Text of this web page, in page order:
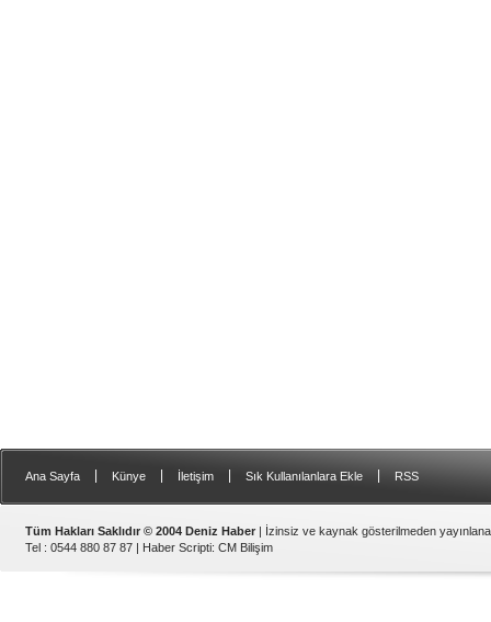
Ana Sayfa Künye İletişim Sık Kullanılanlara Ekle RSS
Tüm Hakları Saklıdır © 2004 Deniz Haber | İzinsiz ve kaynak gösterilmeden
Tel : 0544 880 87 87 | Haber Scripti: CM Bilişim